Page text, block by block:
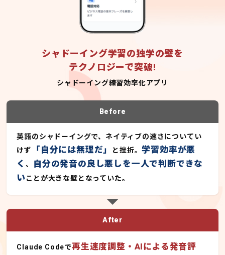
シャドーイング学習の独学の壁を
テクノロジーで突破!
シャドーイング練習効率化アプリ
Before
英語のシャドーイングで、ネイティブの速さについてい
けず
「自分には無理だ」 と挫折。学習効率が悪
く、
自分の発音の良し悪しを一人で判断できな
いことが大きな壁となっていた。
After
Claude Codeで再生速度調整・AIによる発音評